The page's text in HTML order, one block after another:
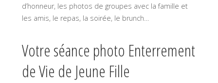
d’honneur, les photos de groupes avec la famille et
les amis, le repas, la soirée, le brunch…
Votre séance photo Enterrement
de Vie de Jeune Fille